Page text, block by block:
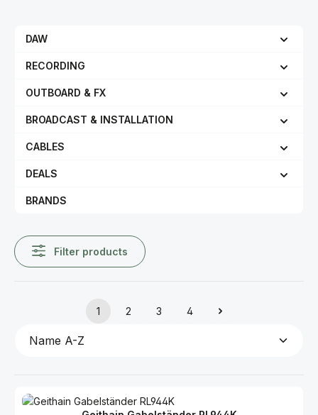
DAW
RECORDING
OUTBOARD & FX
BROADCAST & INSTALLATION
CABLES
DEALS
BRANDS
Filter products
Page
1
Page
2
Page
3
Page
4